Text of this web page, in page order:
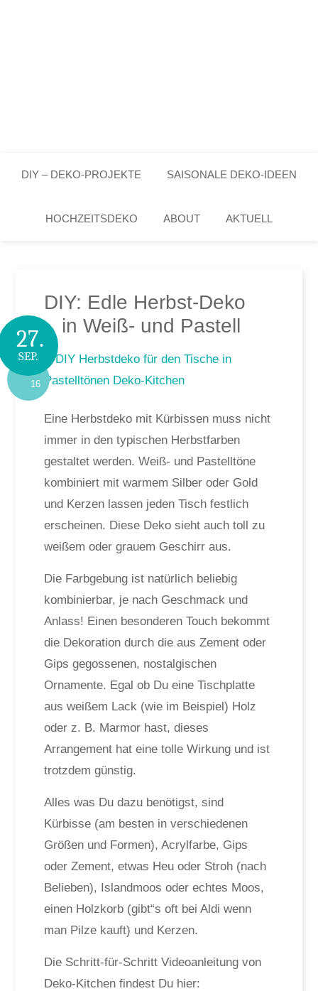
DIY – DEKO-PROJEKTE SAISONALE DEKO-IDEEN
HOCHZEITSDEKO ABOUT AKTUELL
27.
SEP.
16
DIY: Edle Herbst-Deko
in Weiß- und Pastell
Eine Herbstdeko mit Kürbissen muss nicht
immer in den typischen Herbstfarben
gestaltet werden. Weiß- und Pastelltöne
kombiniert mit warmem Silber oder Gold
und Kerzen lassen jeden Tisch festlich
erscheinen. Diese Deko sieht auch toll zu
weißem oder grauem Geschirr aus.
Die Farbgebung ist natürlich beliebig
kombinierbar, je nach Geschmack und
Anlass! Einen besonderen Touch bekommt
die Dekoration durch die aus Zement oder
Gips gegossenen, nostalgischen
Ornamente. Egal ob Du eine Tischplatte
aus weißem Lack (wie im Beispiel) Holz
oder z. B. Marmor hast, dieses
Arrangement hat eine tolle Wirkung und ist
trotzdem günstig.
Alles was Du dazu benötigst, sind
Kürbisse (am besten in verschiedenen
Größen und Formen), Acrylfarbe, Gips
oder Zement, etwas Heu oder Stroh (nach
Belieben), Islandmoos oder echtes Moos,
einen Holzkorb (gibt“s oft bei Aldi wenn
man Pilze kauft) und Kerzen.
Die Schritt-für-Schritt Videoanleitung von
Deko-Kitchen findest Du hier: